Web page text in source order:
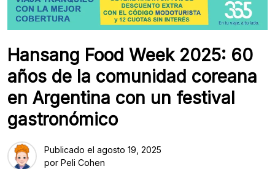
Hansang Food Week 2025: 60
años de la comunidad coreana
en Argentina con un festival
gastronómico
Publicado el agosto 19, 2025
por Peli Cohen